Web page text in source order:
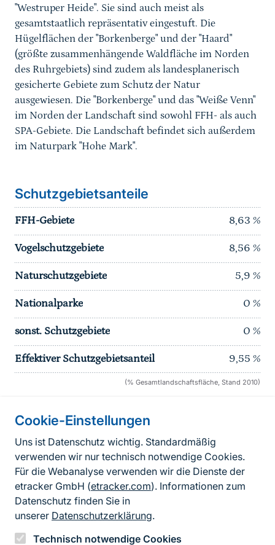
Cookie-Einstellungen
Uns ist Datenschutz wichtig. Standardmäßig
verwenden wir nur technisch notwendige Cookies.
Für die Webanalyse verwenden wir die Dienste der
etracker GmbH (etracker.com). Informationen zum
Datenschutz finden Sie in
unserer Datenschutzerklärung.
Technisch notwendige Cookies
"Westruper Heide". Sie sind auch meist als
gesamtstaatlich repräsentativ eingestuft. Die
Hügelflächen der "Borkenberge" und der "Haard"
(größte zusammenhängende Waldfläche im Norden
des Ruhrgebiets) sind zudem als landesplanerisch
gesicherte Gebiete zum Schutz der Natur
ausgewiesen. Die "Borkenberge" und das "Weiße Venn"
im Norden der Landschaft sind sowohl FFH- als auch
SPA-Gebiete. Die Landschaft befindet sich außerdem
im Naturpark "Hohe Mark".
Schutzgebietsanteile
FFH-Gebiete 8,63 %
Vogelschutzgebiete 8,56 %
Naturschutzgebiete 5,9 %
Nationalparke 0 %
sonst. Schutzgebiete 0 %
Effektiver Schutzgebietsanteil 9,55 %
(% Gesamtlandschaftsfläche, Stand 2010)
Informationen zur Seite
FußzeileKontakt zum BfN
Kontaktformular
Erklärung zur Barrierefreiheit
Impressum